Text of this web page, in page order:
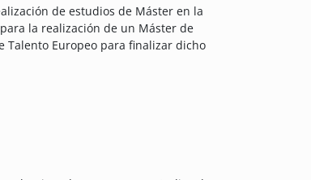
de estudios de Máster en la
la realización de un Máster de
Talento Europeo para finalizar dicho